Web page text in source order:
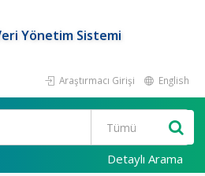
Yönetim Sistemi
Araştırmacı Girişi English
Detaylı Arama